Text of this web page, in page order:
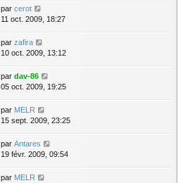
par cerot
11 oct. 2009, 18:27
par zafira
10 oct. 2009, 13:12
par dav-86
05 oct. 2009, 19:25
par MELR
15 sept. 2009, 23:25
par Antares
19 févr. 2009, 09:54
par MELR